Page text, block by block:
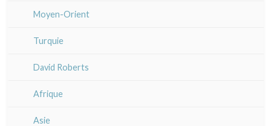
Rhone / Alpes
Provence / Corse
Dom-Tom
Moyen-Orient
Turquie
David Roberts
Afrique
Asie